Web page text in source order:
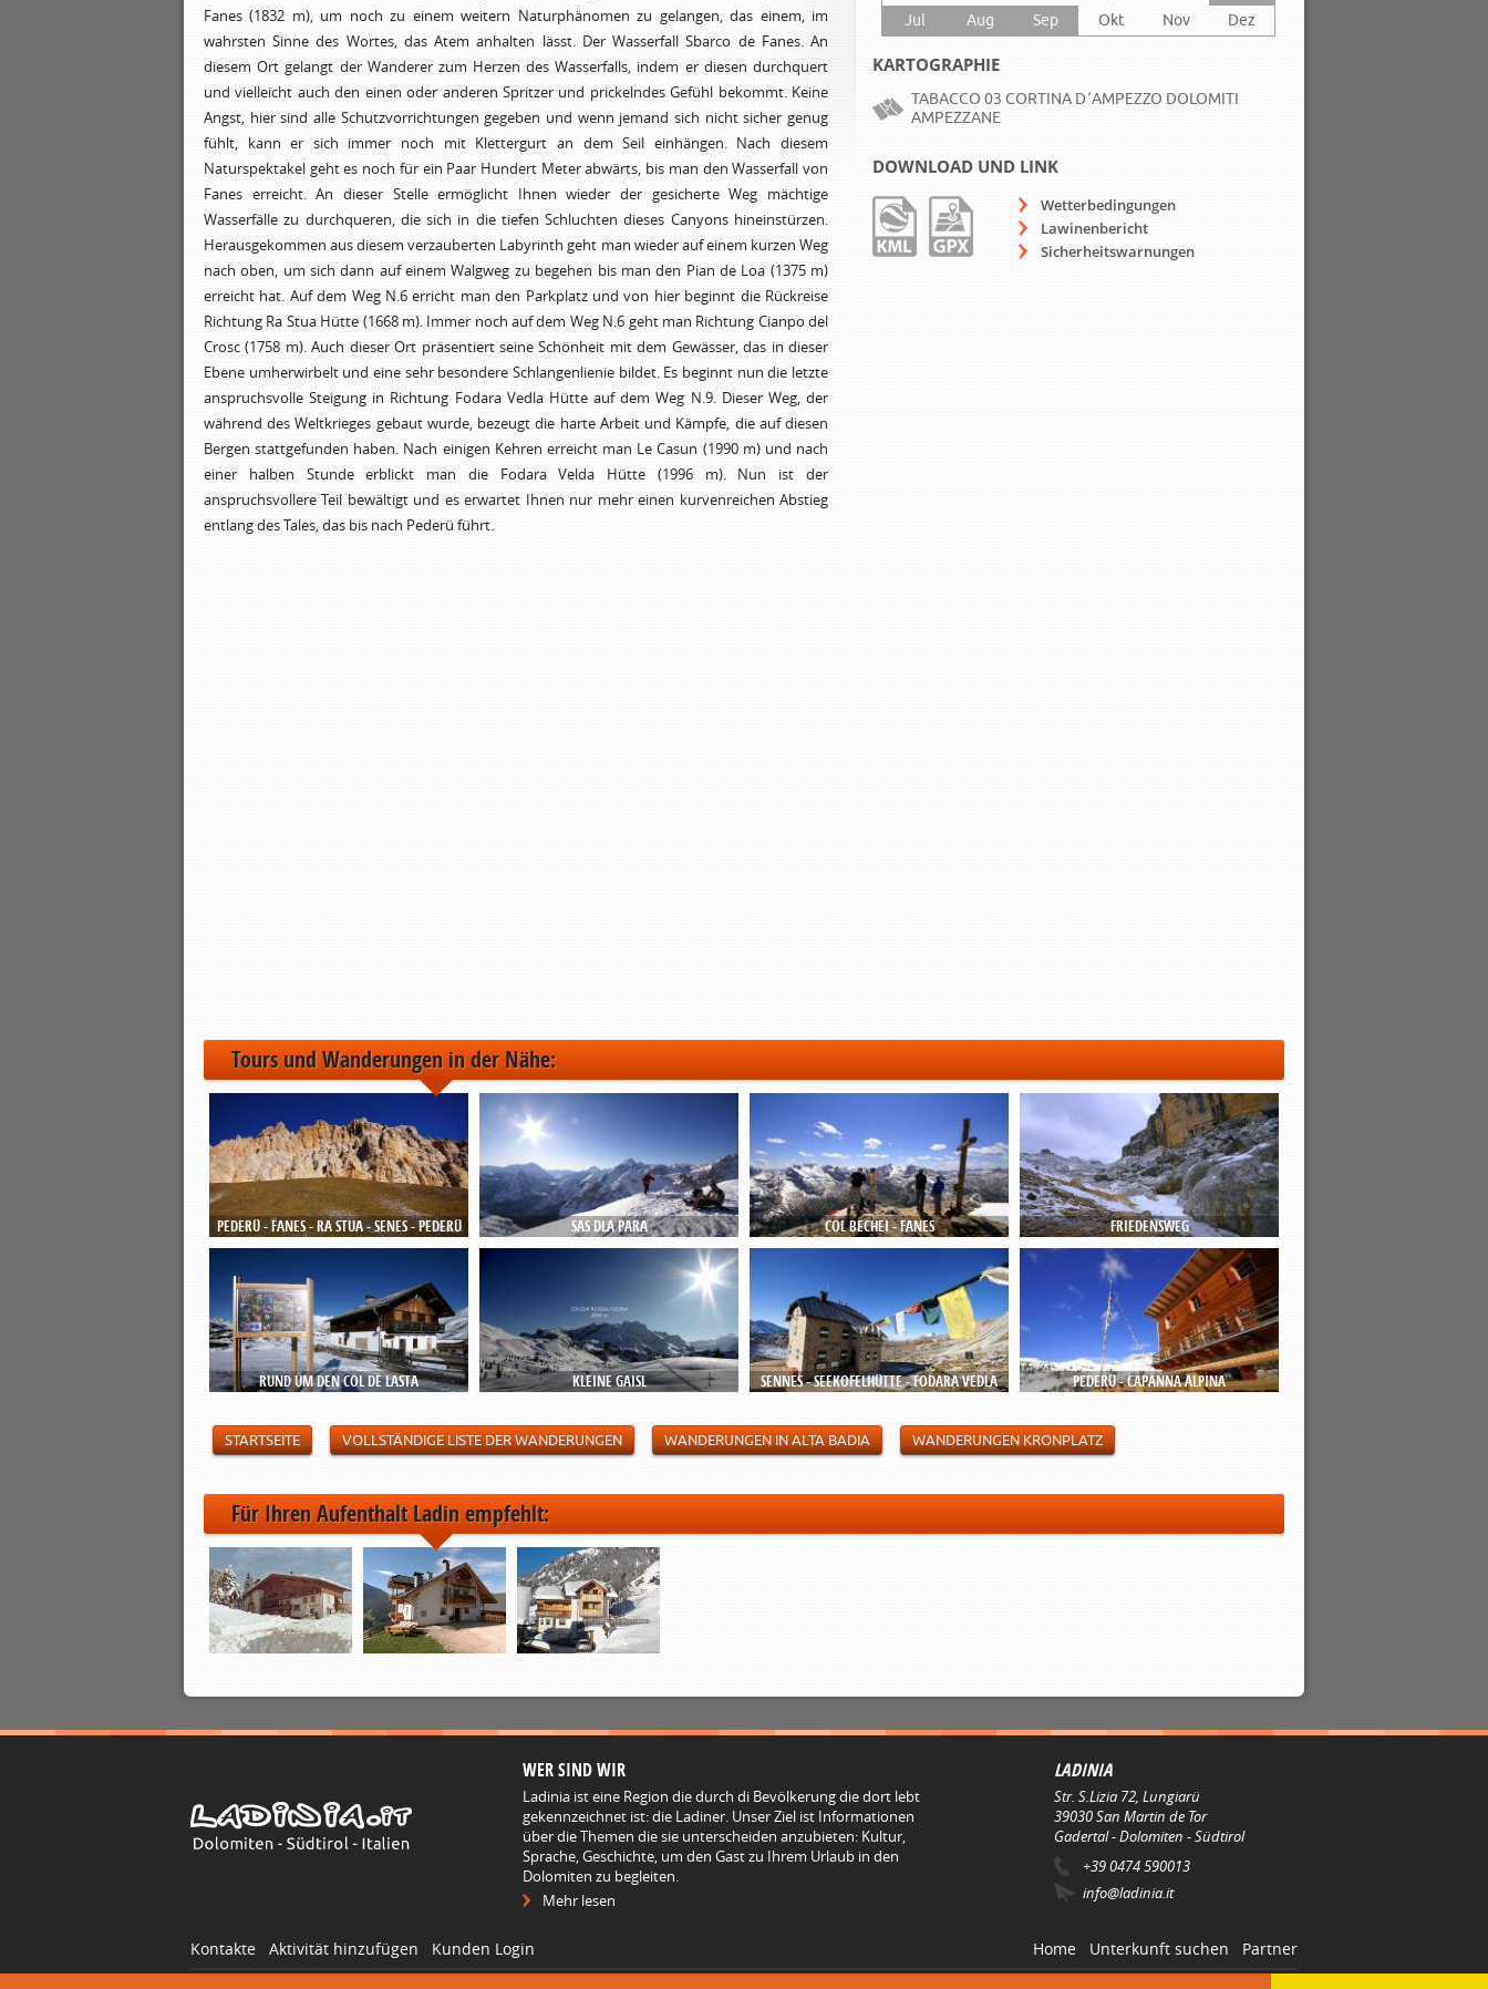
Fanes (1832 m), um noch zu einem weitern Naturphänomen zu gelangen, das einem, im
wahrsten Sinne des Wortes, das Atem anhalten lässt. Der Wasserfall Sbarco de Fanes. An
diesem Ort gelangt der Wanderer zum Herzen des Wasserfalls, indem er diesen durchquert
und vielleicht auch den einen oder anderen Spritzer und prickelndes Gefühl bekommt. Keine
Angst, hier sind alle Schutzvorrichtungen gegeben und wenn jemand sich nicht sicher genug
fühlt, kann er sich immer noch mit Klettergurt an dem Seil einhängen. Nach diesem
Naturspektakel geht es noch für ein Paar Hundert Meter abwärts, bis man den Wasserfall von
Fanes erreicht. An dieser Stelle ermöglicht Ihnen wieder der gesicherte Weg mächtige
Wasserfälle zu durchqueren, die sich in die tiefen Schluchten dieses Canyons hineinstürzen.
Herausgekommen aus diesem verzauberten Labyrinth geht man wieder auf einem kurzen Weg
nach oben, um sich dann auf einem Walgweg zu begehen bis man den Pian de Loa (1375 m)
erreicht hat. Auf dem Weg N.6 erricht man den Parkplatz und von hier beginnt die Rückreise
Richtung Ra Stua Hütte (1668 m). Immer noch auf dem Weg N.6 geht man Richtung Cianpo del
Crosc (1758 m). Auch dieser Ort präsentiert seine Schönheit mit dem Gewässer, das in dieser
Ebene umherwirbelt und eine sehr besondere Schlangenlienie bildet. Es beginnt nun die letzte
anspruchsvolle Steigung in Richtung Fodara Vedla Hütte auf dem Weg N.9. Dieser Weg, der
während des Weltkrieges gebaut wurde, bezeugt die harte Arbeit und Kämpfe, die auf diesen
Bergen stattgefunden haben. Nach einigen Kehren erreicht man Le Casun (1990 m) und nach
einer halben Stunde erblickt man die Fodara Velda Hütte (1996 m). Nun ist der
anspruchsvollere Teil bewältigt und es erwartet Ihnen nur mehr einen kurvenreichen Abstieg
entlang des Tales, das bis nach Pederü führt.
Jul
Aug Sep Okt Nov Dez
KARTOGRAPHIE
TABACCO 03 CORTINA D´AMPEZZO DOLOMITI
AMPEZZANE
DOWNLOAD UND LINK
Wetterbedingungen
Lawinenbericht
Sicherheitswarnungen
Tours und Wanderungen in der Nähe:
PEDERÜ - FANES - RA STUA - SENES - PEDERÜ SAS DLA PARA COL BECHEI - FANES FRIEDENSWEG
RUND UM DEN COL DE LASTA KLEINE GAISL SENNES - SEEKOFELHÜTTE - FODARA VEDLA PEDERÜ - CAPANNA ALPINA
STARTSEITE VOLLSTÄNDIGE LISTE DER WANDERUNGEN WANDERUNGEN IN ALTA BADIA WANDERUNGEN KRONPLATZ
Für Ihren Aufenthalt Ladin empfehlt:
WER SIND WIR
Ladinia ist eine Region die durch di Bevölkerung die dort lebt
gekennzeichnet ist: die Ladiner. Unser Ziel ist Informationen
über die Themen die sie unterscheiden anzubieten: Kultur,
Sprache, Geschichte, um den Gast zu Ihrem Urlaub in den
Dolomiten zu begleiten.
Mehr lesen
LADINIA
Str. S.Lizia 72, Lungiarü
39030San Martin de Tor
Gadertal - Dolomiten - Südtirol
+39 0474 590013
info@ladinia.it
Kontakte Aktivität hinzufügen Kunden Login Home Unterkunft suchen Partner